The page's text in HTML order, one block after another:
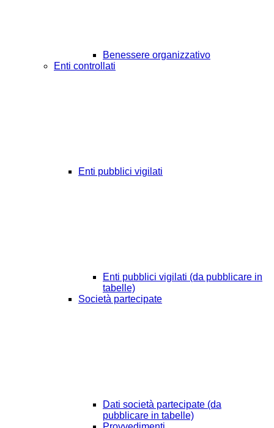
Benessere organizzativo
Enti controllati
Enti pubblici vigilati
Enti pubblici vigilati (da pubblicare in
tabelle)
Società partecipate
Dati società partecipate (da
pubblicare in tabelle)